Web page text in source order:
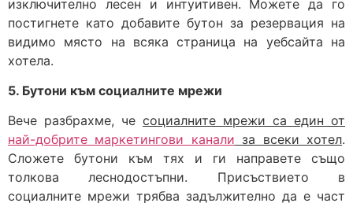
изключително лесен и интуитивен. Можете да го
постигнете като добавите бутон за резервация на
видимо място на всяка страница на уебсайта на
хотела.
5. Бутони към социалните мрежи
Вече разбрахме, че социалните мрежи са един от
най-добрите маркетингови канали за всеки хотел.
Сложете бутони към тях и ги направете също
толкова леснодостъпни. Присъствието в
социалните мрежи трябва задължително да е част